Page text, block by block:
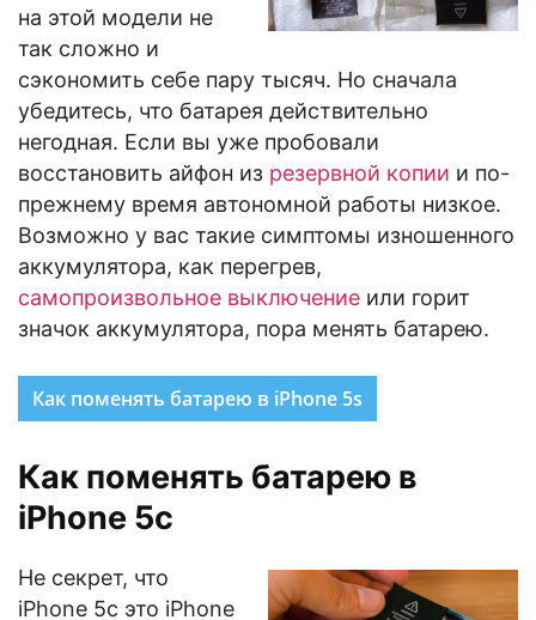
на этой модели не
так сложно и
сэкономить себе пару тысяч. Но сначала
убедитесь, что батарея действительно
негодная. Если вы уже пробовали
восстановить айфон из резервной копии и по-
прежнему время автономной работы низкое.
Возможно у вас такие симптомы изношенного
аккумулятора, как перегрев,
самопроизвольное выключение или горит
значок аккумулятора, пора менять батарею.
Как поменять батарею в iPhone 5s
Как поменять батарею в
iPhone 5c
Не секрет, что
iPhone 5c это iPhone